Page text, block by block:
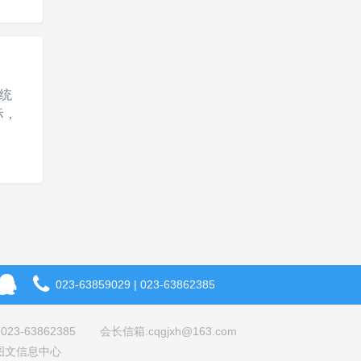
023-63859029 | 023-63862385
63862385
会长信箱:cqgjxh@163.com
文信息中心